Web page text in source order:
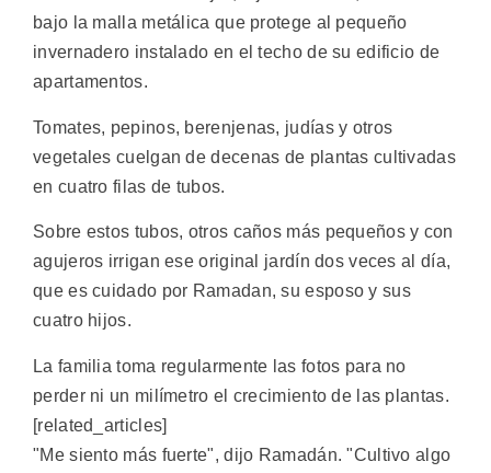
bajo la malla metálica que protege al pequeño
invernadero instalado en el techo de su edificio de
apartamentos.
Tomates, pepinos, berenjenas, judías y otros
vegetales cuelgan de decenas de plantas cultivadas
en cuatro filas de tubos.
Sobre estos tubos, otros caños más pequeños y con
agujeros irrigan ese original jardín dos veces al día,
que es cuidado por Ramadan, su esposo y sus
cuatro hijos.
La familia toma regularmente las fotos para no
perder ni un milímetro el crecimiento de las plantas.
[related_articles]
"Me siento más fuerte", dijo Ramadán. "Cultivo algo